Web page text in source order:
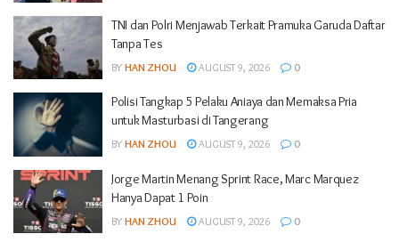
TNI dan Polri Menjawab Terkait Pramuka Garuda Daftar
Tanpa Tes
BY HAN ZHOU AUGUST 9, 2026 0
Polisi Tangkap 5 Pelaku Aniaya dan Memaksa Pria
untuk Masturbasi di Tangerang
BY HAN ZHOU AUGUST 9, 2026 0
Jorge Martin Menang Sprint Race, Marc Marquez
Hanya Dapat 1 Poin
BY HAN ZHOU AUGUST 9, 2026 0